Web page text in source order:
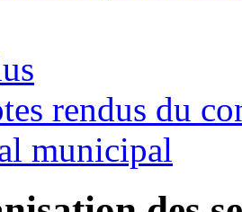
rendus du
municipal